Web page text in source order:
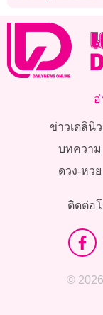
ข่าวเดลินิ
บทความ
ดวง-หวย
ติดต่อ
©